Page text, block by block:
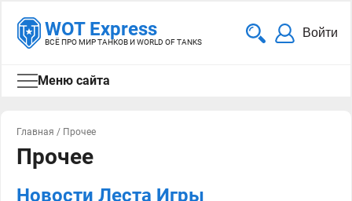
WOT Express
ВСЁ ПРО МИР ТАНКОВ И WORLD OF TANKS
Войти
Меню сайта
Главная / Прочее
Прочее
Новости Леста Игры